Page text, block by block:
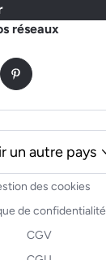
réseaux
Pinterest
des cookies
de confidentialité
CGV
un autre pays